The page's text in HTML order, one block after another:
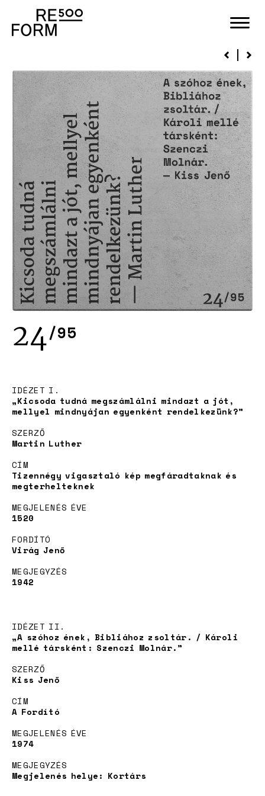
Stones
Adoption
News
24/95
IDÉZET I.
„Kicsoda tudná megszámlálni mindazt a jót,
mellyel mindnyájan egyenként rendelkezünk?”
SZERZŐ
Martin Luther
CÍM
Tizennégy vigasztaló kép megfáradtaknak és
megterhelteknek
MEGJELENÉS ÉVE
1520
FORDÍTÓ
Virág Jenő
MEGJEGYZÉS
1942
IDÉZET II.
„A szóhoz ének, Bibliához zsoltár. / Károli
mellé társként: Szenczi Molnár.”
SZERZŐ
Kiss Jenő
CÍM
A Fordító
MEGJELENÉS ÉVE
1974
MEGJEGYZÉS
Megjelenés helye: Kortárs